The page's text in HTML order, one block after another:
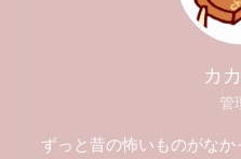
カ
管
ずっと昔の怖いものがな